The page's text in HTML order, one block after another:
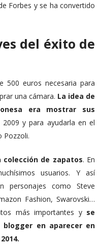
Forbes y se ha convertido
del éxito de
500 euros necesaria para
una cámara. La idea de
era mostrar sus
y para ayudarla en el
Pozzoli.
colección de zapatos. En
usuarios. Y así
personajes como Steve
Fashion, Swarovski…
más importantes y se
en aparecer en